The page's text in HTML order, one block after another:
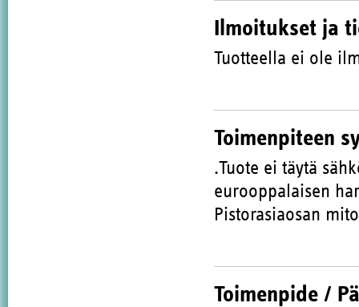
Ilmoitukset ja
Tuotteella ei ole
Toimenpiteen
.Tuote ei täytä
eurooppalaisen
Pistorasiaosan
Toimenpide /